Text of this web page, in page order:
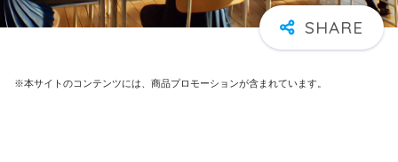
※本サイトのコンテンツには、商品プロモーションが含まれています。